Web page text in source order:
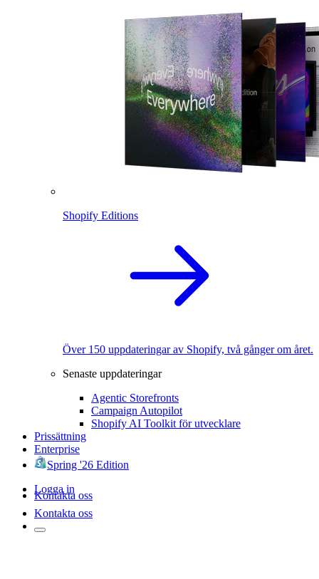
Shopify Editions
Över 150 uppdateringar av Shopify, två gånger om året.
Senaste uppdateringar
Agentic Storefronts
Campaign Autopilot
Shopify AI Toolkit för utvecklare
Prissättning
Enterprise
Spring '26 Edition
Logga in
Kontakta oss
Kontakta oss